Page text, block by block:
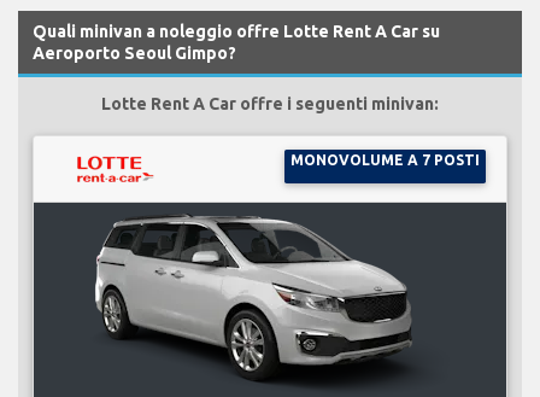
Quali minivan a noleggio offre Lotte Rent A Car su
Aeroporto Seoul Gimpo?
Lotte Rent A Car offre i seguenti minivan:
MONOVOLUME A 7 POSTI